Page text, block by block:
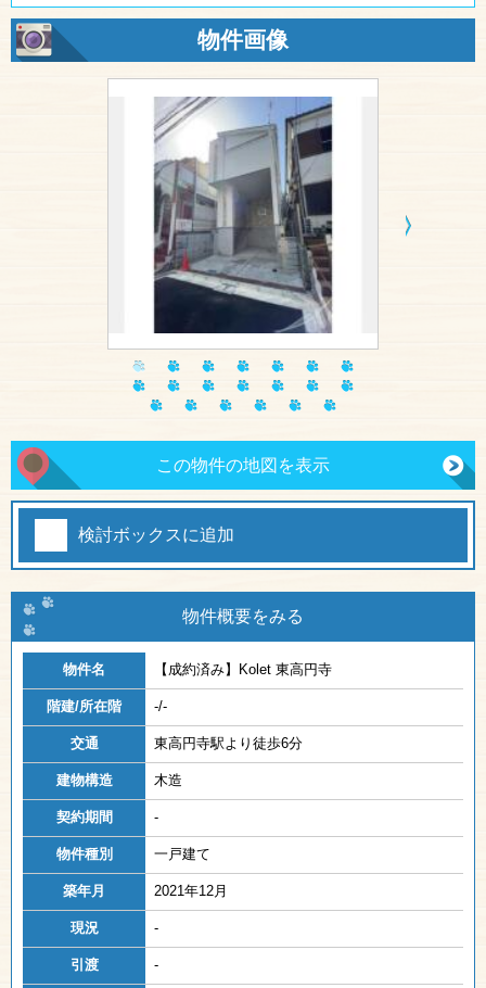
物件画像
この物件の地図を表示
検討ボックスに追加
物件概要をみる
物件名 【成約済み】 Kolet 東高円寺
階建/所在階 -/-
交通 東高円寺駅より徒歩6分
建物構造 木造
契約期間 -
物件種別 一戸建て
築年月 2021年12月
現況 -
引渡 -